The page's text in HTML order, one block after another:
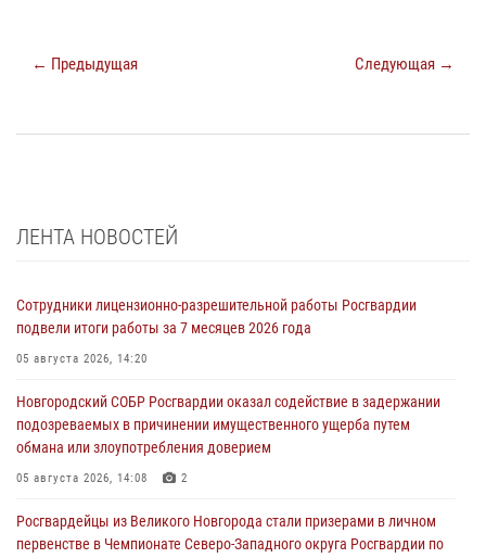
← Предыдущая Следующая →
ЛЕНТА НОВОСТЕЙ
Сотрудники лицензионно-разрешительной работы Росгвардии
подвели итоги работы за 7 месяцев 2026 года
05 августа 2026, 14:20
Новгородский СОБР Росгвардии оказал содействие в задержании
подозреваемых в причинении имущественного ущерба путем
обмана или злоупотребления доверием
05 августа 2026, 14:08 2
Росгвардейцы из Великого Новгорода стали призерами в личном
первенстве в Чемпионате Северо-Западного округа Росгвардии по